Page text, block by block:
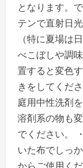
となります。
テンで直射日
（特に夏場は
べこぼしや調
置すると変色
きをしてくだ
庭用中性洗剤
溶剤系の物も
でください。
いた布でしっ